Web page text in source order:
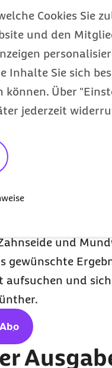
Cookies Sie
und den
Inhalte Sie sich
können. Über
jederzeit
angeraute
Auch wenn
zu erkennen ist,
verfärbende
reduzieren
nicht auf seinen
besonderes
Reinigung
und
gewünschte
aufsuchen und sich
Abo